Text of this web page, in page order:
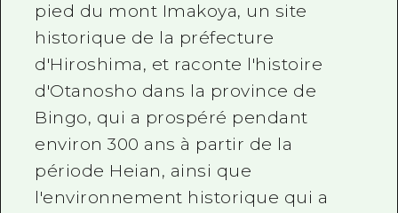
pied du mont Imakoya, un site
historique de la préfecture
d'Hiroshima, et raconte l'histoire
d'Otanosho dans la province de
Bingo, qui a prospéré pendant
environ 300 ans à partir de la
période Heian, ainsi que
l'environnement historique qui a